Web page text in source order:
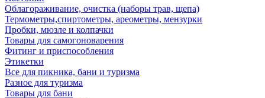
Облагораживание, очистка (наборы трав, щепа)
Термометры,спиртометры, ареометры, мензурки
Пробки, мюзле и колпачки
Товары для самогоноварения
Фитинг и приспособления
Этикетки
Все для пикника, бани и туризма
Разное для туризма
Товары для бани